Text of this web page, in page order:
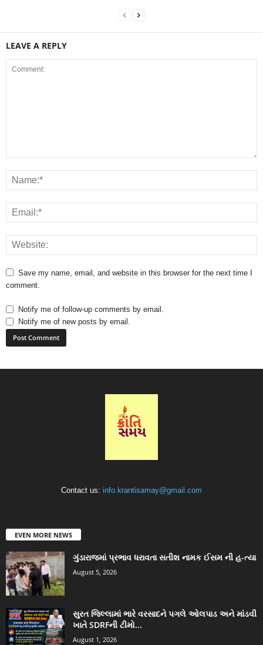
LEAVE A REPLY
Save my name, email, and website in this browser for the next time I
comment.
Notify me of follow-up comments by email.
Notify me of new posts by email.
Contact us: info.krantisamay@gmail.com
EVEN MORE NEWS
ગુંડારાજમાં પ્રભાવ ધરાવતા સતીશ નામક ઈસમ ની હ-ત્યા
August 5, 2026
સુરત જિલ્લામાં ભારે વરસાદને પગલે ઓલપાડ અને માંડવી
ખાતે SDRFની ટીમો...
August 1, 2026